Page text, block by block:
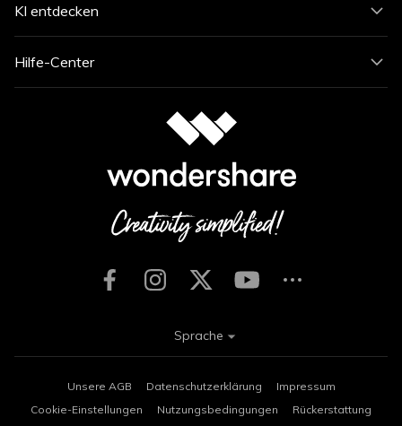
KI entdecken
Hilfe-Center
Unsere AGB Datenschutzerklärung
Impressum
Cookie-Einstellungen
Nutzungsbedingungen Rückerstattung
Sprache